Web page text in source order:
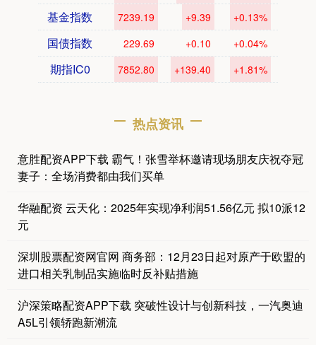
基金指数 7239.19 +9.39 +0.13%
国债指数 229.69 +0.10 +0.04%
期指IC0 7852.80 +139.40 +1.81%
热点资讯
意胜配资APP下载 霸气！张雪举杯邀请现场朋友庆祝夺冠
妻子：全场消费都由我们买单
华融配资 云天化：2025年实现净利润51.56亿元 拟10派12
元
深圳股票配资网官网 商务部：12月23日起对原产于欧盟的
进口相关乳制品实施临时反补贴措施
沪深策略配资APP下载 突破性设计与创新科技，一汽奥迪
A5L引领轿跑新潮流